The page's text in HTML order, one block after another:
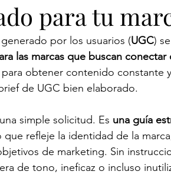
para tu
por los usuarios (UGC)
las marcas que buscan conectar
obtener contenido constante
de UGC bien elaborado.
simple solicitud. Es una guía
refleje la identidad de la
de marketing. Sin
de tono, ineficaz o incluso